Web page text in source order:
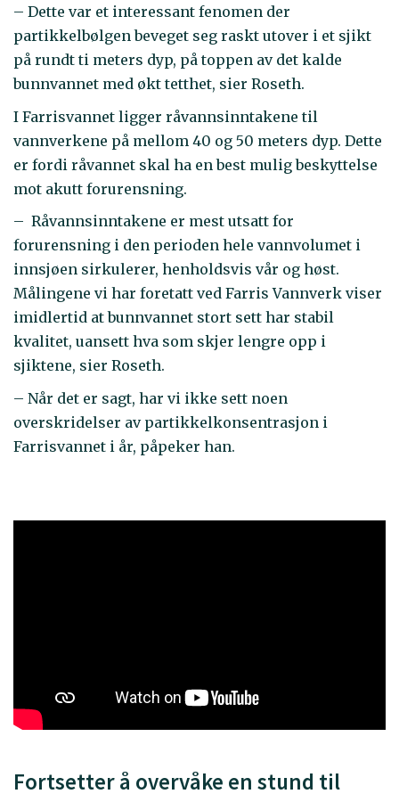
– Dette var et interessant fenomen der
partikkelbølgen beveget seg raskt utover i et sjikt
på rundt ti meters dyp, på toppen av det kalde
bunnvannet med økt tetthet, sier Roseth.
I Farrisvannet ligger råvannsinntakene til
vannverkene på mellom 40 og 50 meters dyp. Dette
er fordi råvannet skal ha en best mulig beskyttelse
mot akutt forurensning.
– Råvannsinntakene er mest utsatt for
forurensning i den perioden hele vannvolumet i
innsjøen sirkulerer, henholdsvis vår og høst.
Målingene vi har foretatt ved Farris Vannverk viser
imidlertid at bunnvannet stort sett har stabil
kvalitet, uansett hva som skjer lengre opp i
sjiktene, sier Roseth.
– Når det er sagt, har vi ikke sett noen
overskridelser av partikkelkonsentrasjon i
Farrisvannet i år, påpeker han.
Fortsetter å overvåke en stund til